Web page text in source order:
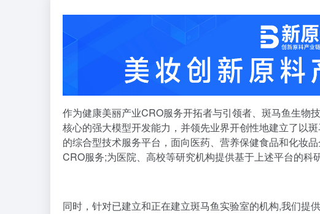
作为健康美丽产业CRO服务开拓者与引领者、斑马鱼生物
核心的强大模型开发能力，并领先业界开创性地建立了以
的综合型技术服务平台，面向医药、营养保健食品和化妆
CRO服务;为医院、高校等研究机构提供基于上述平台的科研
同时，针对已建立和正在建立斑马鱼实验室的机构,我们提